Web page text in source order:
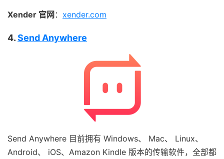
Xender 官网 ： xender.com
4.Send Anywhere
Send Anywhere 目前拥有 Windows、 Mac、 Linux、
Android、 iOS、Amazon Kindle 版本的传输软件，全部都